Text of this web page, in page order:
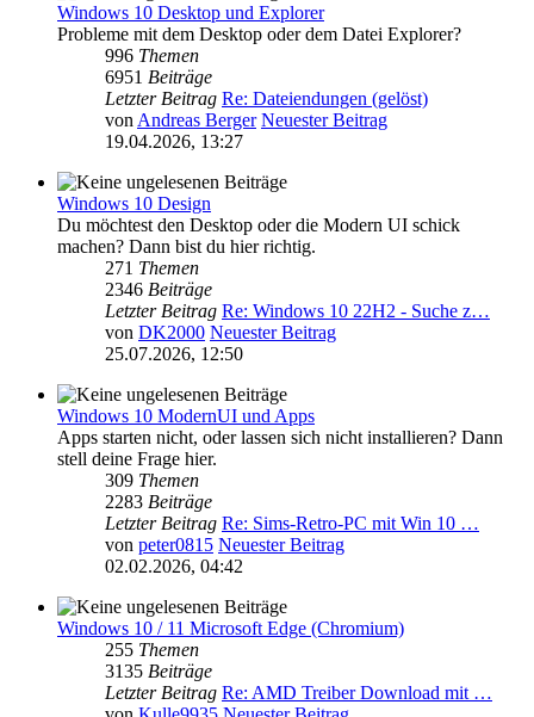
Windows 10 Desktop und Explorer
Probleme mit dem Desktop oder dem Datei Explorer?
996 Themen
6951 Beiträge
Letzter Beitrag Re: Dateiendungen (gelöst)
von Andreas Berger Neuester Beitrag
19.04.2026, 13:27
Windows 10 Design
Du möchtest den Desktop oder die Modern UI schick
machen? Dann bist du hier richtig.
271 Themen
2346 Beiträge
Letzter Beitrag Re: Windows 10 22H2 - Suche z…
von DK2000 Neuester Beitrag
25.07.2026, 12:50
Windows 10 ModernUI und Apps
Apps starten nicht, oder lassen sich nicht installieren? Dann
stell deine Frage hier.
309 Themen
2283 Beiträge
Letzter Beitrag Re: Sims-Retro-PC mit Win 10 …
von peter0815 Neuester Beitrag
02.02.2026, 04:42
Windows 10 / 11 Microsoft Edge (Chromium)
255 Themen
3135 Beiträge
Letzter Beitrag Re: AMD Treiber Download mit …